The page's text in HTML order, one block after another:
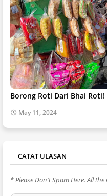
Borong Roti Dari Bhai Roti!
May 11, 2024
CATAT ULASAN
* Please Don't Spam Here. All